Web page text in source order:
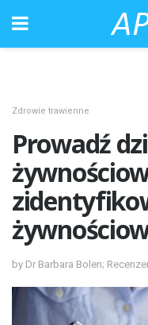
Zdrowie trawienne
Prowadź
by Dr Barbara Bolen;